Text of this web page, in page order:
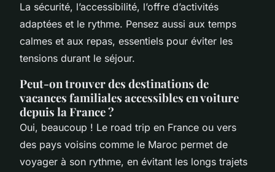
La sécurité, l’accessibilité, l’offre d’activités
adaptées et le rythme. Pensez aussi aux temps
calmes et aux repas, essentiels pour éviter les
tensions durant le séjour.
Peut-on trouver des destinations de
vacances familiales accessibles en voiture
depuis la France ?
Oui, beaucoup ! Le road trip en France ou vers
des pays voisins comme le Maroc permet de
voyager à son rythme, en évitant les longs trajets